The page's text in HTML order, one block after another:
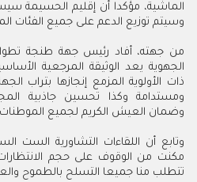
الماشية، مؤكدا أن إقليم الحسيمة
وسيتم توزيع الدعم على جميع الفئات
من جهته، أفاد رئيس جهة طنجة
الجهوية يعد الوثيقة المرجعية
ذات الأولوية المزمع إنجازها بتراب
ومستدامة وكذا تحسين جاذبية
وضمان العيش الكريم لجميع الموطنات
وتابع أن اللقاءات التشاورية الست
مكنت من الوقوف على حجم الانتظارات
تتطلب منا جميعا التسلح بالطموح